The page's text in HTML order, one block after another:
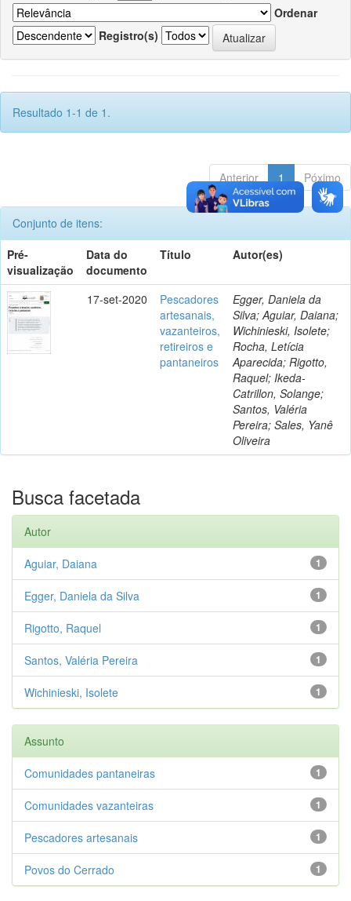
Ordenar
Registro(s)
Resultado 1-1 de 1.
Anterior 1 Póximo
Conjunto de itens:
Pré-
visualização
Data do
documento
Título Autor(es)
17-set-2020
Pescadores
artesanais,
vazanteiros,
retireiros e
pantaneiros
Egger, Daniela da
Silva; Aguiar, Daiana;
Wichinieski, Isolete;
Rocha, Letícia
Aparecida; Rigotto,
Raquel; Ikeda-
Catrillon, Solange;
Santos, Valéria
Pereira; Sales, Yanê
Oliveira
Busca facetada
Autor
1
Aguiar, Daiana
1
Egger, Daniela da Silva
1
Rigotto, Raquel
1
Santos, Valéria Pereira
1
Wichinieski, Isolete
Assunto
1
Comunidades pantaneiras
1
Comunidades vazanteiras
1
Pescadores artesanais
1
Povos do Cerrado